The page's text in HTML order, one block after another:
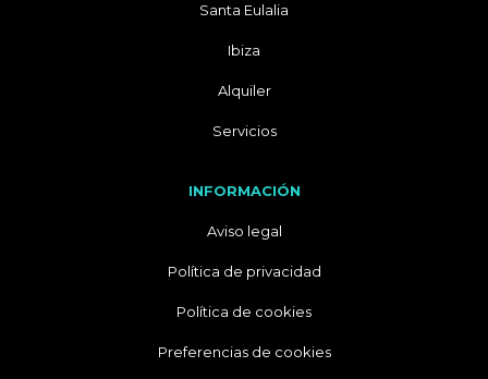
Santa Eulalia
Ibiza
Alquiler
Servicios
INFORMACIÓN
Aviso legal
Política de privacidad
Política de cookies
Preferencias de cookies